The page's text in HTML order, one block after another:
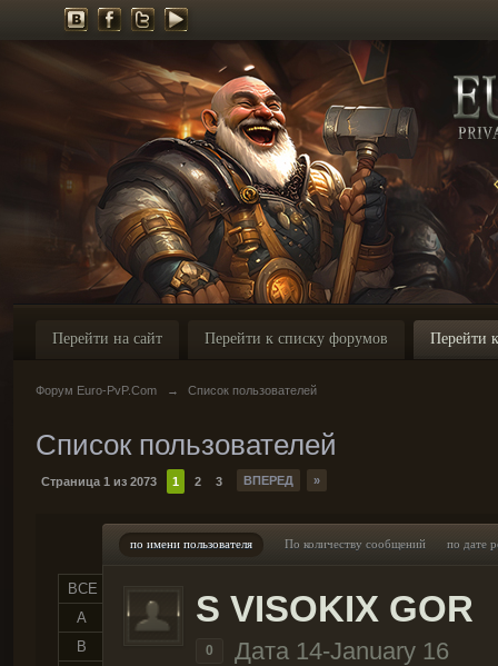
Перейти на сайт Перейти к списку форумов Перейти
Форум Euro-PvP.Com → Список пользователей
Список пользователей
Страница 1 из 2073 1 2 3 ВПЕРЕД »
ВСЕ
A
B
по имени пользователя По количеству сообщений по дате
S VISOKIX GOR
0
Дата 14-January 16